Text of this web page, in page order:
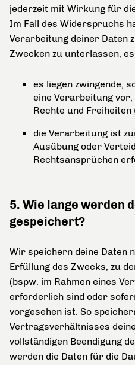
jederzeit mit Wirkung für
Im Fall des Widerspruchs
Verarbeitung deiner Daten
Zwecken zu unterlassen,
es liegen zwingende,
eine Verarbeitung
Rechte und
die Verarbeitung ist
Ausübung oder
Rechtsansprüchen
5. Wie lange werden
gespeichert?
Wir speichern deine Daten
Erfüllung des Zwecks, zu
(bspw. im Rahmen eines
erforderlich sind oder
vorgesehen ist. So
Vertragsverhältnisses
vollständigen Beendigung
werden die Daten für die